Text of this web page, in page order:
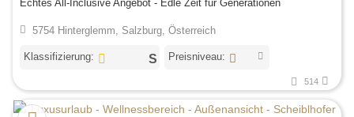
Echtes All-Inclusive Angebot - Edle Zeit für Generationen
5754 Hinterglemm, Salzburg, Österreich
Klassifizierung: Preisniveau:
514